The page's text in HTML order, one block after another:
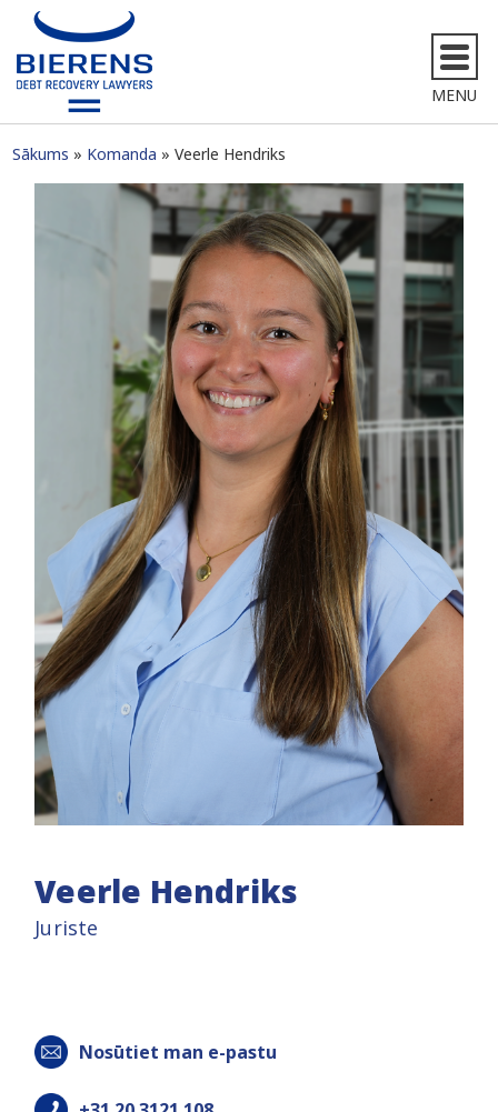
MENU
Sākums Komanda Veerle Hendriks
Veerle Hendriks
Juriste
Nosūtiet man e-pastu